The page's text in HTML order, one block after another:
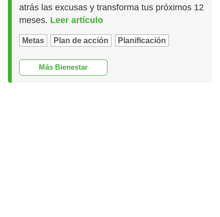
atrás las excusas y transforma tus próximos 12
meses. Leer artículo
Metas Plan de acción Planificación
Más Bienestar